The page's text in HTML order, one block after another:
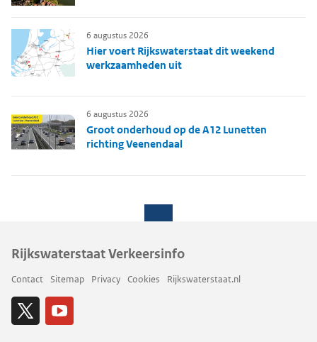
Hier voert Rijkswaterstaat dit weekend
werkzaamheden uit
6 augustus 2026
Groot onderhoud op de A12 Lunetten
richting Veenendaal
6 augustus 2026
Rijkswaterstaat Verkeersinfo
Contact Sitemap Privacy Cookies Rijkswaterstaat.nl